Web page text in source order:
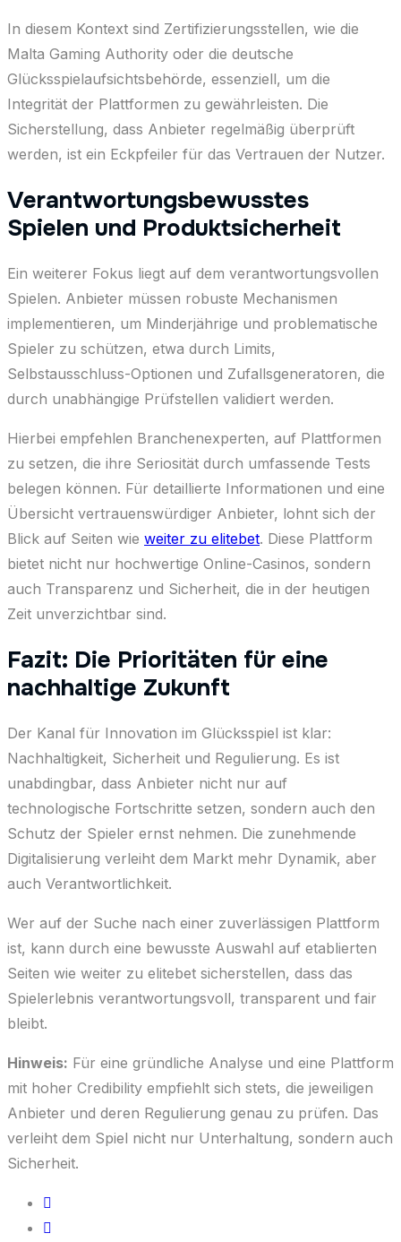
In diesem Kontext sind Zertifizierungsstellen, wie die
Malta Gaming Authority oder die deutsche
Glücksspielaufsichtsbehörde, essenziell, um die
Integrität der Plattformen zu gewährleisten. Die
Sicherstellung, dass Anbieter regelmäßig überprüft
werden, ist ein Eckpfeiler für das Vertrauen der Nutzer.
Verantwortungsbewusstes
Spielen und Produktsicherheit
Ein weiterer Fokus liegt auf dem verantwortungsvollen
Spielen. Anbieter müssen robuste Mechanismen
implementieren, um Minderjährige und problematische
Spieler zu schützen, etwa durch Limits,
Selbstausschluss-Optionen und Zufallsgeneratoren, die
durch unabhängige Prüfstellen validiert werden.
Hierbei empfehlen Branchenexperten, auf Plattformen
zu setzen, die ihre Seriosität durch umfassende Tests
belegen können. Für detaillierte Informationen und eine
Übersicht vertrauenswürdiger Anbieter, lohnt sich der
Blick auf Seiten wie weiter zu elitebet. Diese Plattform
bietet nicht nur hochwertige Online-Casinos, sondern
auch Transparenz und Sicherheit, die in der heutigen
Zeit unverzichtbar sind.
Fazit: Die Prioritäten für eine
nachhaltige Zukunft
Der Kanal für Innovation im Glücksspiel ist klar:
Nachhaltigkeit, Sicherheit und Regulierung. Es ist
unabdingbar, dass Anbieter nicht nur auf
technologische Fortschritte setzen, sondern auch den
Schutz der Spieler ernst nehmen. Die zunehmende
Digitalisierung verleiht dem Markt mehr Dynamik, aber
auch Verantwortlichkeit.
Wer auf der Suche nach einer zuverlässigen Plattform
ist, kann durch eine bewusste Auswahl auf etablierten
Seiten wie weiter zu elitebet sicherstellen, dass das
Spielerlebnis verantwortungsvoll, transparent und fair
bleibt.
Hinweis: Für eine gründliche Analyse und eine Plattform
mit hoher Credibility empfiehlt sich stets, die jeweiligen
Anbieter und deren Regulierung genau zu prüfen. Das
verleiht dem Spiel nicht nur Unterhaltung, sondern auch
Sicherheit.